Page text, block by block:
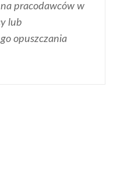
pracodawców w
lub
opuszczania